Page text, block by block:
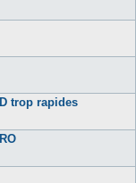
trop rapides